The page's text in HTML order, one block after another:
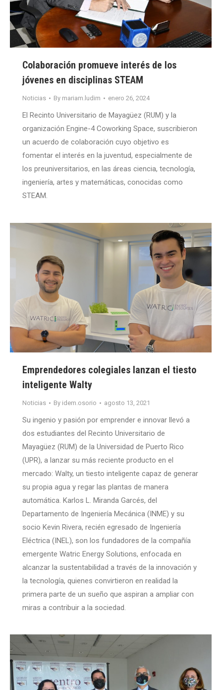
Colaboración promueve interés de los
jóvenes en disciplinas STEAM
Noticias By mariam.ludim enero 26, 2024
El Recinto Universitario de Mayagüez (RUM) y la
organización Engine-4 Coworking Space, suscribieron
un acuerdo de colaboración cuyo objetivo es
fomentar el interés en la juventud, especialmente de
los preuniversitarios, en las áreas ciencia, tecnología,
ingeniería, artes y matemáticas, conocidas como
STEAM.
Emprendedores colegiales lanzan el tiesto
inteligente Walty
Noticias By idem.osorio agosto 13, 2021
Su ingenio y pasión por emprender e innovar llevó a
dos estudiantes del Recinto Universitario de
Mayagüez (RUM) de la Universidad de Puerto Rico
(UPR), a lanzar su más reciente producto en el
mercado: Walty, un tiesto inteligente capaz de generar
su propia agua y regar las plantas de manera
automática. Karlos L. Miranda Garcés, del
Departamento de Ingeniería Mecánica (INME) y su
socio Kevin Rivera, recién egresado de Ingeniería
Eléctrica (INEL), son los fundadores de la compañía
emergente Watric Energy Solutions, enfocada en
alcanzar la sustentabilidad a través de la innovación y
la tecnología, quienes convirtieron en realidad la
primera parte de un sueño que aspiran a ampliar con
miras a contribuir a la sociedad.